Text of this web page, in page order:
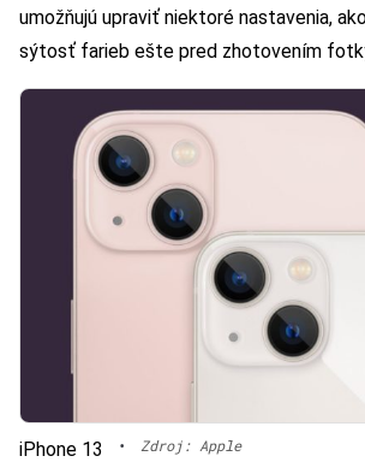
umožňujú upraviť niektoré nastavenia,
sýtosť farieb ešte pred zhotovením
iPhone 13 • Zdroj: Apple